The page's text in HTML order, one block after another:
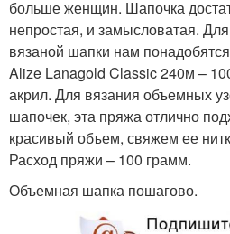
больше женщин. Шапочка
непростая, и замысловатая.
вязаной шапки нам
Alize Lanagold Classic 240м –
акрил. Для вязания объемных
шапочек, эта пряжа отлично
красивый объем, свяжем ее
Расход пряжи – 100 грамм.
Объемная шапка пошагово.